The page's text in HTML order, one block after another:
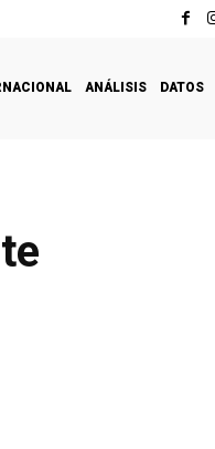
ANÁLISIS DATOS